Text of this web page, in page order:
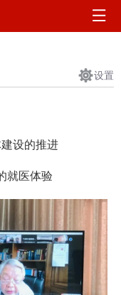
设置
设的推进
医体验